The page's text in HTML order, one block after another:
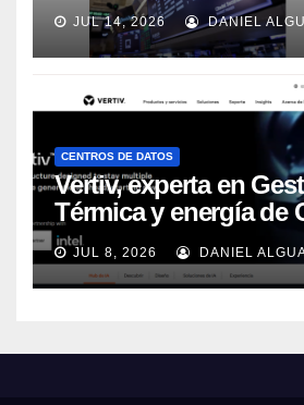
JUL 14, 2026 DANIEL
CENTROS DE DATOS
Vertiv, experta en
Térmica y energía de
Datos, sigue su
imparable
JUL 8, 2026 DANIEL